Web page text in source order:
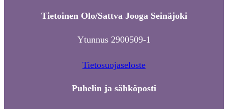
Tietoinen Olo/Sattva Jooga Seinäjoki
Ytunnus 2900509-1
Tietosuojaseloste
Puhelin ja sähköposti